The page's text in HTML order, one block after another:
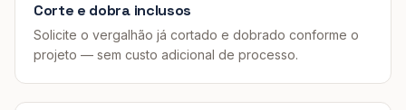
Corte e dobra inclusos
Solicite o vergalhão já cortado e dobrado conforme o
projeto — sem custo adicional de processo.